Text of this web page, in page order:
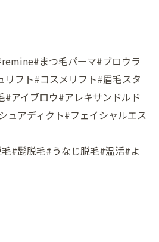
まつ毛パーマ#ブロウラ
リフト#コスメリフト#眉毛スタ
#アイブロウ#アレキサンドルド
ュアディクト#フェイシャルエス
#髭脱毛#うなじ脱毛#温活#よ